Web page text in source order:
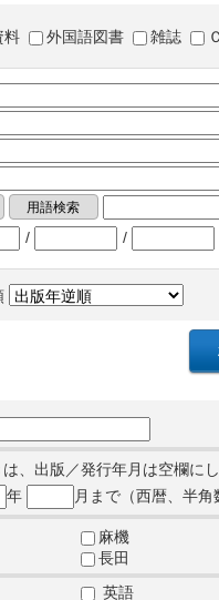
料 外国語図書 雑誌
/ /
、出版／発行年月は空欄にし
年 月まで（西暦、半角
麻機
長田
英語